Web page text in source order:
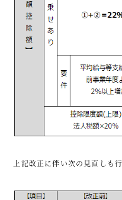
上記改正に伴い次の見直しも